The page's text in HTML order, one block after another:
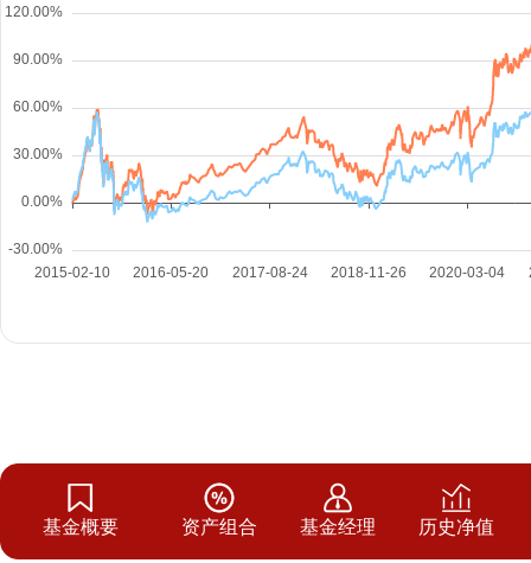
基金概要 资产组合 基金经理 历史净值